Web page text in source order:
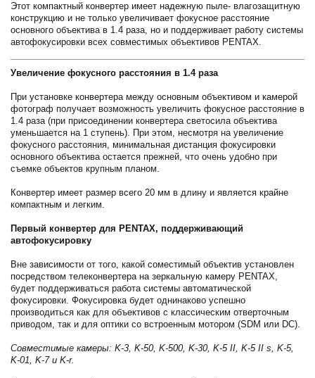
Этот компактный конвертер имеет надежную пыле- влагозащитную
конструкцию и не только увеличивает фокусное расстояние
основного объектива в 1.4 раза, но и поддерживает работу системы
автофокусировки всех совместимых объективов PENTAX.
Увеличение фокусного расстояния в 1.4 раза
При установке конвертера между основным объективом и камерой
фотограф получает возможность увеличить фокусное расстояние в
1.4 раза (при присоединении конвертера светосила объектива
уменьшается на 1 ступень). При этом, несмотря на увеличение
фокусного расстояния, минимальная дистанция фокусировки
основного объектива остается прежней, что очень удобно при
съемке объектов крупным планом.
Конвертер имеет размер всего 20 мм в длину и является крайне
компактным и легким.
Первый конвертер для PENTAX, поддерживающий
автофокусировку
Вне зависимости от того, какой соместимый объектив установлен
посредством телеконвертера на зеркальную камеру PENTAX,
будет поддерживаться работа системы автоматической
фокусировки. Фокусировка будет однинаково успешно
производиться как для объективов с классическим отверточным
приводом, так и для оптики со встроенным мотором (SDM или DC).
Совместимые камеры: K-3, K-50, K-500, K-30, K-5 II, K-5 II s, K-5,
K-01, K-7 и K-r.